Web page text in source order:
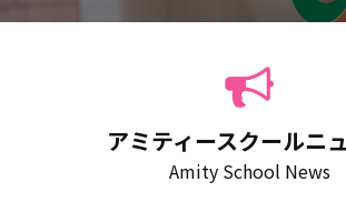
アミティースクールニ
Amity School News